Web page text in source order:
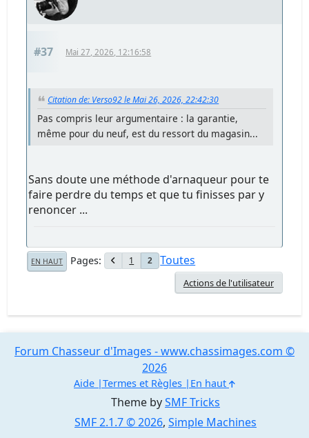
#37 Mai 27, 2026, 12:16:58
Citation de: Verso92 le Mai 26, 2026, 22:42:30
Pas compris leur argumentaire : la garantie,
même pour du neuf, est du ressort du magasin...
Sans doute une méthode d'arnaqueur pour te
faire perdre du temps et que tu finisses par y
renoncer ...
EN HAUT Pages 1 2 Toutes
Actions de l'utilisateur
Theme bySMF Tricks
SMF 2.1.7 © 2026, Simple Machines
Forum Chasseur d'Images - www.chassimages.com ©
2026
Aide Termes et Règles En haut